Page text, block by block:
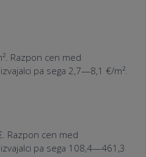
Razpon cen med
pa sega 2,7—8,1 €/m².
Razpon cen med
pa sega 108,4—461,3